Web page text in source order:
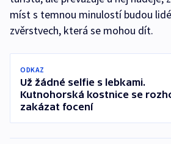
míst s temnou minulostí budou
zvěrstvech, která se mohou dít.
ODKAZ
Už žádné selfie s lebkami.
Kutnohorská kostnice se
zakázat focení